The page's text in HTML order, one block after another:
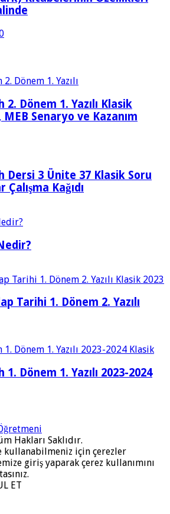
2. Dönem 1. Yazılı Klasik
MEB Senaryo ve Kazanım
Dersi 3 Ünite 37 Klasik Soru
Kağıdı
Tarihi 1. Dönem 2. Yazılı
1. Dönem 1. Yazılı 2023-2024
Hakları Saklıdır.
kullanabilmeniz için çerezler
giriş yaparak çerez kullanımını
ET